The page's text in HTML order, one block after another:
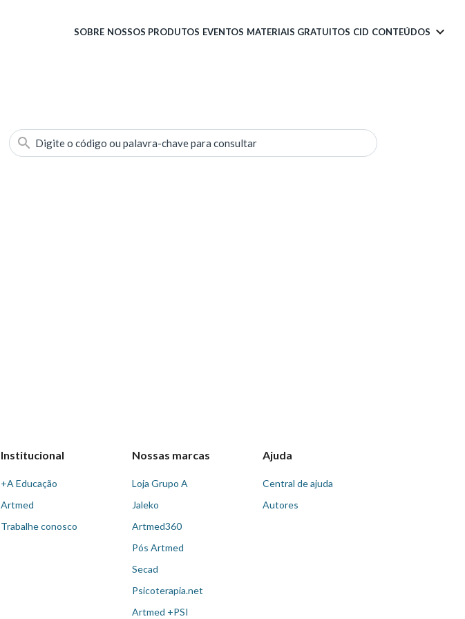
SOBRE NOSSOS PRODUTOS EVENTOS MATERIAIS GRATUITOS CID CONTEÚDOS
Digite o código ou palavra-chave para consultar
Institucional
+A Educação
Artmed
Trabalhe conosco
Nossas marcas
Loja Grupo A
Jaleko
Artmed360
Pós Artmed
Secad
Psicoterapia.net
Artmed +PSI
Ajuda
Central de ajuda
Autores